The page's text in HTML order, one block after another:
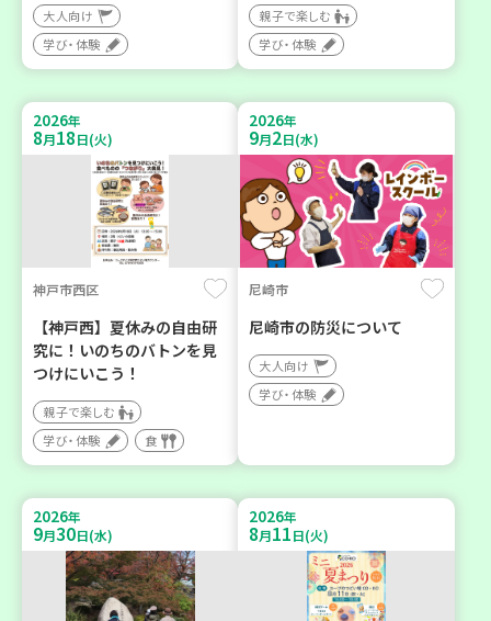
大人向け
学び・体験
親子で楽しむ
学び・体験
2026年
8月18日(火)
神戸市西区
【神戸西】夏休みの自由研
究に！いのちのバトンを見
つけにいこう！
親子で楽しむ
学び・体験
食
2026年
9月2日(水)
尼崎市
尼崎市の防災について
大人向け
学び・体験
2026年
9月30日(水)
2026年
8月11日(火)